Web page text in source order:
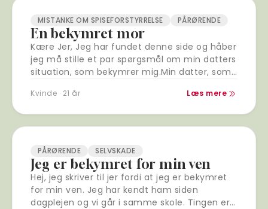
MISTANKE OM SPISEFORSTYRRELSE PÅRØRENDE
En bekymret mor
Kære Jer, Jeg har fundet denne side og håber
jeg må stille et par spørgsmål om min datters
situation, som bekymrer mig.Min datter, som
Kvinde · 21 år Læs mere
PÅRØRENDE SELVSKADE
Jeg er bekymret for min ven
Hej, jeg skriver til jer fordi at jeg er bekymret
for min ven. Jeg har kendt ham siden
dagplejen og vi går i samme skole. Tingen er